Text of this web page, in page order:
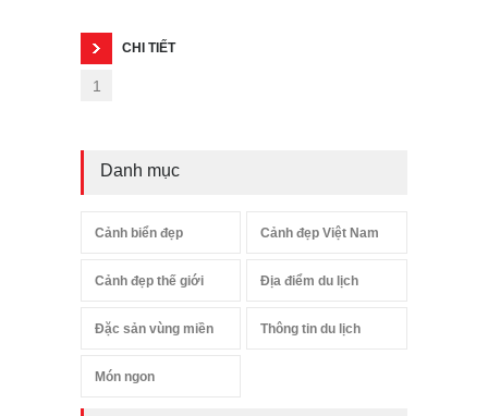
CHI TIẾT
1
Danh mục
Cảnh biển đẹp Cảnh đẹp Việt Nam
Cảnh đẹp thế giới Địa điểm du lịch
Đặc sản vùng miền Thông tin du lịch
Món ngon